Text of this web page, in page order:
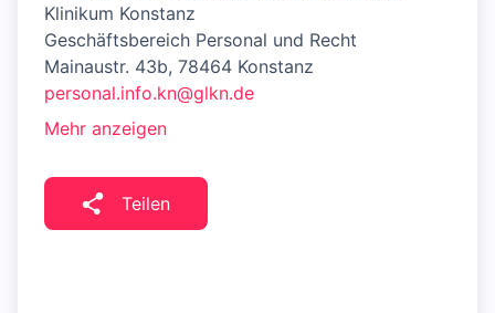
Klinikum Konstanz
Geschäftsbereich Personal und Recht
Mainaustr. 43b, 78464 Konstanz
personal.info.kn@glkn.de
Mehr anzeigen
Teilen